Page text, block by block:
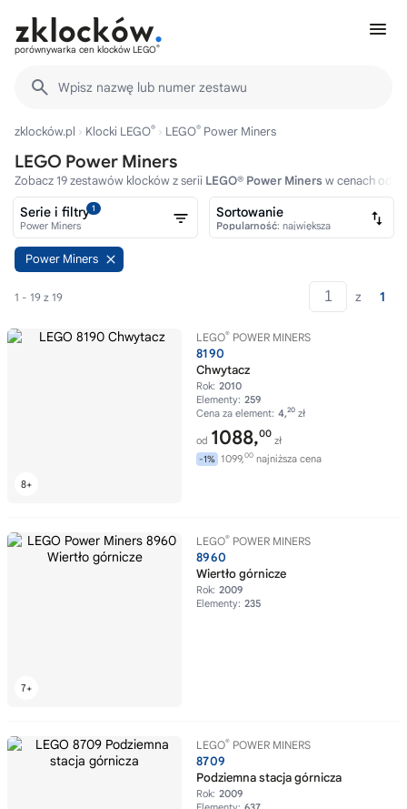
porównywarka cen klocków LEGO®
Wpisz nazwę lub numer zestawu
zklocków.pl Klocki LEGO® LEGO® Power Miners
LEGO Power Miners
Zobacz 19 zestawów klocków z serii LEGO® Power Minersw cenach od
Power Miners
1 - 19 z 19 z 1
LEGO® POWER MINERS
8190
Chwytacz
Rok: 2010
Elementy: 259
Cena za element: 4,20 zł
od 1088,00
zł
-1% 1099,00 najniższa cena
LEGO® POWER MINERS
8960
Wiertło górnicze
Rok: 2009
Elementy: 235
LEGO® POWER MINERS
8709
Podziemna stacja górnicza
Rok: 2009
Serie i filtry1
Power Miners
Sortowanie
Popularność: największa